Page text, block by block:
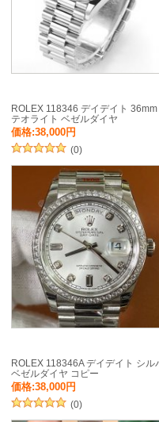
ROLEX 118346 デイデイト 36mm
テオライト ベゼルダイヤ
価格:38,000円
(0)
ROLEX 118346A デイデイト シル
ベゼルダイヤ コピー
価格:38,000円
(0)